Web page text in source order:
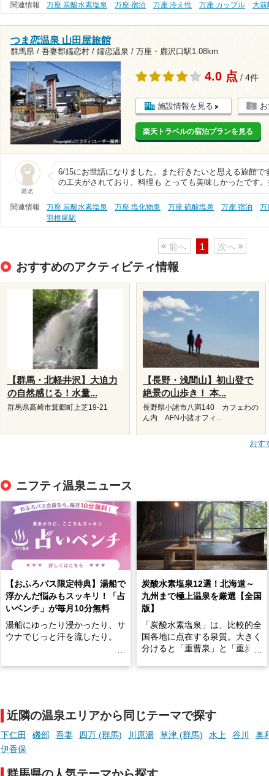
関連情報 万座 炭酸水素塩泉 万座 宿泊 万座 冷え性 万座 カップル 大前
つま恋温泉 山田屋旅館
群馬県 / 吾妻郡嬬恋村 / 嬬恋温泉 / 万座・鹿沢口駅1.08km
4.0 点 / 4件
施設情報を見る
楽天トラベルの宿泊プランを見る
匿名
6/15にお世話になりました。また行きたいと思える旅館で
の工夫がされており、料理も とっても美味しかったです
関連情報 万座 炭酸水素塩泉 万座 塩化物泉 万座 硫酸塩泉 万座 宿泊 万
羽根尾駅
前へ 1 次へ
おすすめのアクティビティ情報
【群馬・北軽井沢】大迫力
の自然感じる！水量...
群馬県高崎市箕郷町上芝19-21
【長野・浅間山】初山登で
絶景の山歩き！ 本...
長野県小諸市八満140 カフェわの
ん内 AFN小諸オフィ...
おす
ニフティ温泉ニュース
【おふろパス限定特典】湯船で
浮かんだ悩みもスッキリ！「占
いベンチ」が毎月10分無料
湯船にゆったり浸かったり、サ
ウナでじっと汗を流したり。
た「これからのこと」や「ちょ
っとした悩み」が、頭に浮かん
でくることはありませんか？
炭酸水素塩泉12選！北海道～
九州まで極上温泉を厳選【全国
版】
「炭酸水素塩泉」は、比較的全
国各地に点在する泉質。大きく
分けると「重曹泉」と「重炭酸
す。
今回は筆者自ら入浴した中か
近隣の温泉エリアから同じテーマで探す
下仁田 磯部 吾妻 四万 (群馬) 川原湯 草津 (群馬) 水上 谷川 奥
伊香保